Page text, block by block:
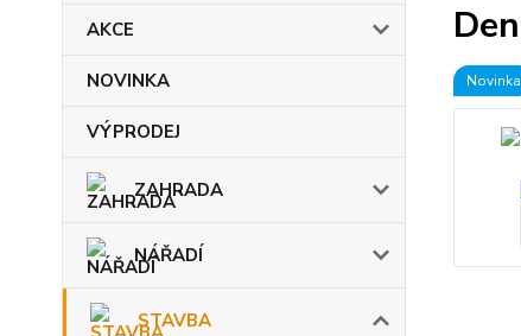
AKCE
NOVINKA
VÝPRODEJ
ZAHRADA
NÁŘADÍ
STAVBA
Novinka